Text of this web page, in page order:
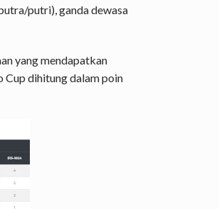
putri), ganda dewasa
yang mendapatkan
Cup dihitung dalam poin